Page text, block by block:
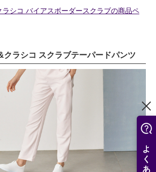
ラシコ バイアスボーダースクラブの商品ペ
クラシコ スクラブテーパードパンツ